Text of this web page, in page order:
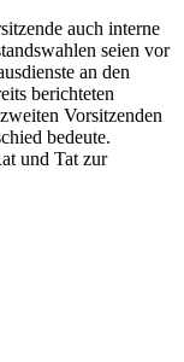
auch interne
seien vor
an den
berichteten
Vorsitzenden
bedeute.
und Tat zur